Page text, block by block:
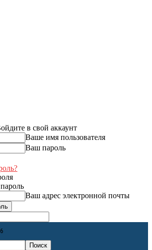
в свой аккаунт
Ваше имя пользователя
Ваш пароль
Ваш адрес электронной почты